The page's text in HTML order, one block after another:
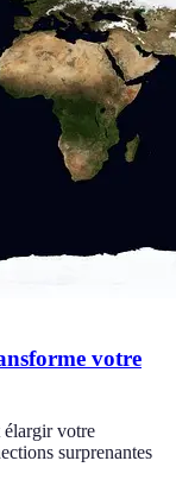
votre
élargir votre
surprenantes